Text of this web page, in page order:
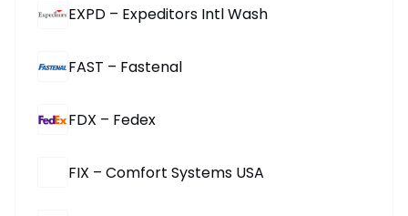
EXPD – Expeditors Intl Wash
FAST – Fastenal
FDX – Fedex
FIX – Comfort Systems USA